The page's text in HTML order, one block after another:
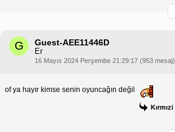
G Guest-AEE11446D
Er
16 Mayıs 2024 Perşembe 21:29:17 (953 mesaj)
of ya hayır kimse senin oyuncağın değil